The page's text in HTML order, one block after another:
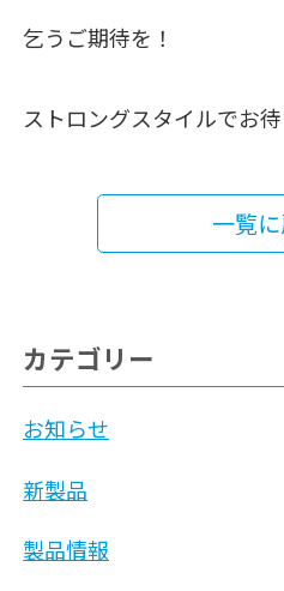
乞うご期待を！
ストロングスタイルでお待
一覧
カテゴリー
お知らせ
新製品
製品情報